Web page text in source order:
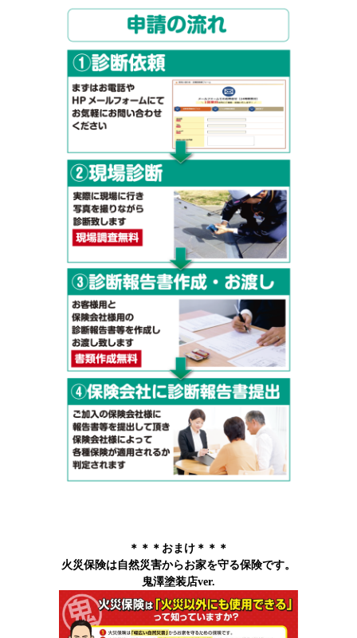
＊＊＊おまけ＊＊＊
火災保険は自然災害からお家を守る保険です。
鬼澤塗装店ver.